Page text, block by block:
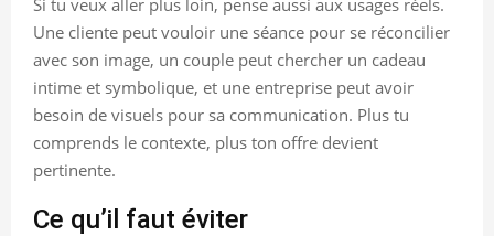
Une cliente peut vouloir une séance pour se réconcilier
avec son image, un couple peut chercher un cadeau
intime et symbolique, et une entreprise peut avoir
besoin de visuels pour sa communication. Plus tu
comprends le contexte, plus ton offre devient
pertinente.
Ce qu’il faut éviter